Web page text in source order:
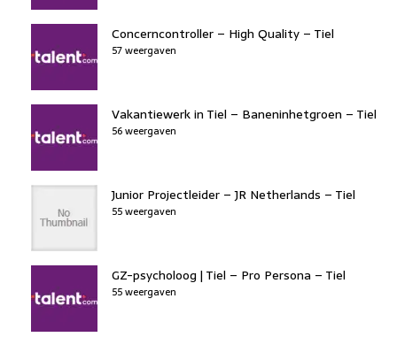
Concerncontroller – High Quality – Tiel
57 weergaven
Vakantiewerk in Tiel – Baneninhetgroen – Tiel
56 weergaven
Junior Projectleider – JR Netherlands – Tiel
55 weergaven
GZ-psycholoog | Tiel – Pro Persona – Tiel
55 weergaven